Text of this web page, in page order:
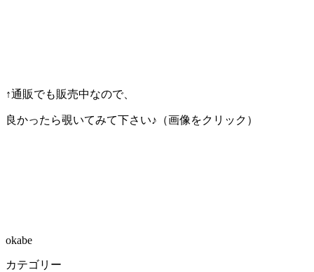
↑通販でも販売中なので、
良かったら覗いてみて下さい♪（画像をクリック）
okabe
カテゴリー